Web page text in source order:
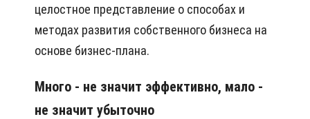
целостное представление о способах и
методах развития собственного бизнеса на
основе бизнес-плана.
Много - не значит эффективно, мало -
не значит убыточно